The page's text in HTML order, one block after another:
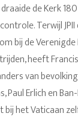
de Kerk
Terwijl
bij de
heeft
van
Paul Erlich en
het Vaticaan